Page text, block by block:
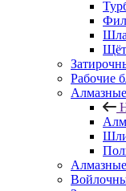
Рабочие